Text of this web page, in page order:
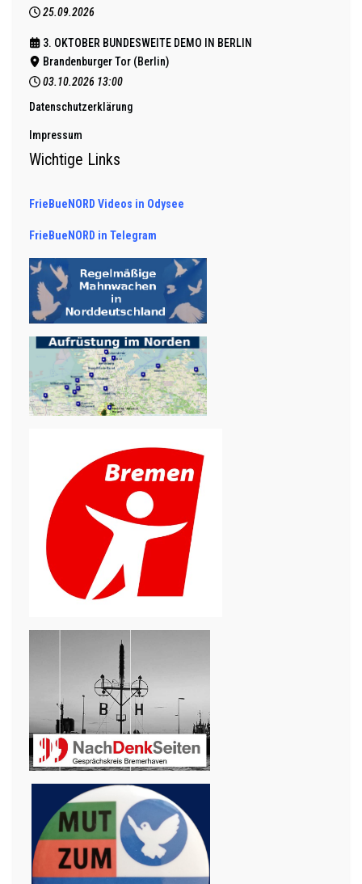
25.09.2026
3. OKTOBER BUNDESWEITE DEMO IN BERLIN
Brandenburger Tor (Berlin)
03.10.2026 13:00
Datenschutzerklärung
Impressum
Wichtige Links
FrieBueNORD Videos in Odysee
FrieBueNORD in Telegram